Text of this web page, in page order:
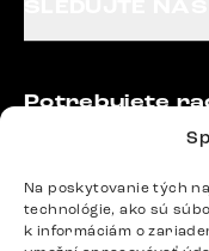
Na poskytovanie tých
technológie, ako sú
k informáciám o
Potrebujete
podpora@delife-
Odpovedáme do 24